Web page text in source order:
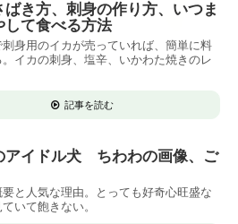
ばき方、刺身の作り方、いつま
して食べる方法
刺身用のイカが売っていれば、簡単に料
イカの刺身、塩辛、いかわた焼きのレ
記事を読む
アイドル犬 ちわわの画像、ご
と人気な理由。とっても好奇心旺盛な
いて飽きない。